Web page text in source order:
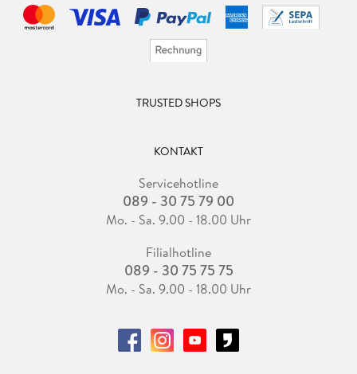
TRUSTED SHOPS
KONTAKT
Servicehotline
089 - 30 75 79 00
Mo. - Sa. 9.00 - 18.00 Uhr
Filialhotline
089 - 30 75 75 75
Mo. - Sa. 9.00 - 18.00 Uhr